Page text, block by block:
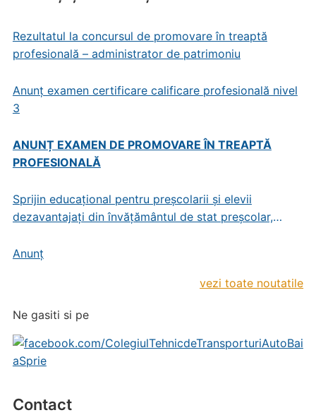
Rezultatul la concursul de promovare în treaptă
profesională – administrator de patrimoniu
Anunț examen certificare calificare profesională nivel
3
ANUNȚ EXAMEN DE PROMOVARE ÎN TREAPTĂ
PROFESIONALĂ
Sprijin educațional pentru preșcolarii și elevii
dezavantajați din învățământul de stat preșcolar,
Anunț
vezi toate noutatile
Ne gasiti si pe
Contact